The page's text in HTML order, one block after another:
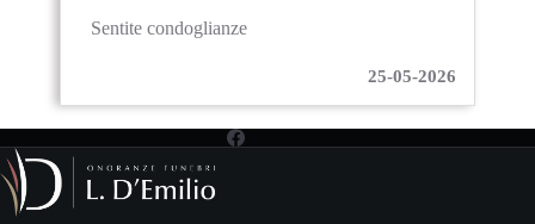
Sentite condoglianze
25-05-2026